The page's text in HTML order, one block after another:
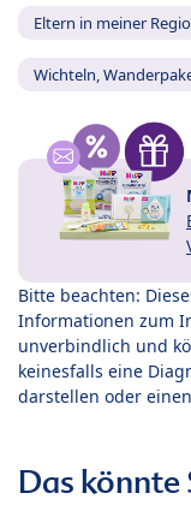
Eltern in meiner
Wichteln,
Bitte beachten:
Informationen zum
unverbindlich und
keinesfalls eine
darstellen oder
Das könnte